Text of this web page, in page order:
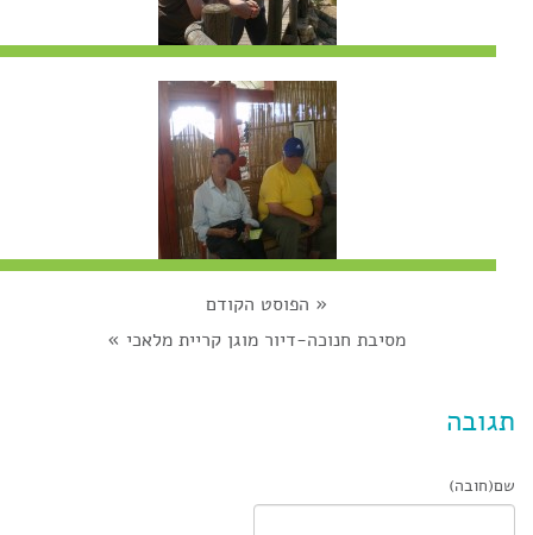
« הפוסט הקודם
מסיבת חנוכה-דיור מוגן קריית מלאכי»
תגובה
שם(חובה)